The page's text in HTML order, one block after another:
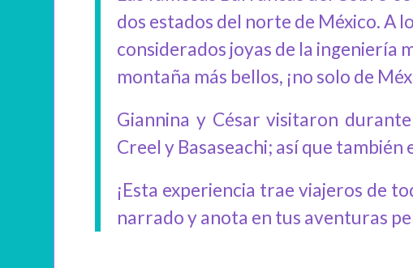
dos estados del norte de México. A
considerados joyas de la ingeniería
montaña más bellos, ¡no solo de
Giannina y César visitaron
Creel y Basaseachi; así que
¡Esta experiencia trae viajeros de
narrado y anota en tus aventuras